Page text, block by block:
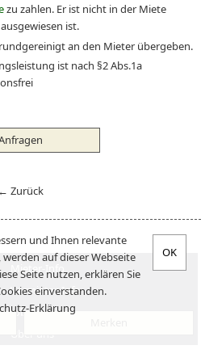
zu zahlen. Er ist nicht in der Miete
ist.
an den Mieter übergeben.
ist nach §2 Abs.1a
← Zurück
Mieter-Info
Vermieter-Info
Jobs
und Ihnen relevante
auf dieser Webseite
Seite nutzen, erklären Sie
einverstanden.
Erklärung